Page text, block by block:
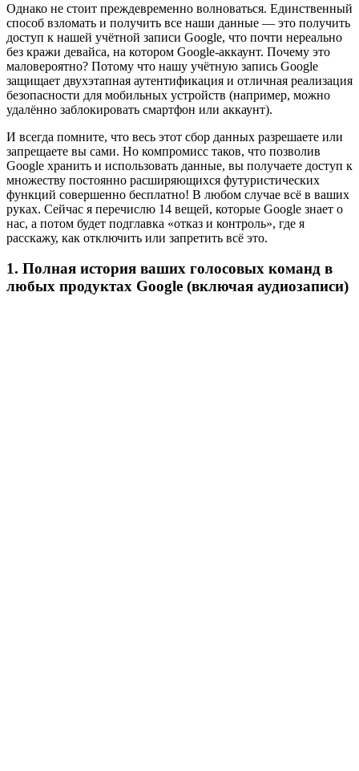
Однако не стоит преждевременно волноваться. Единственный
способ взломать и получить все наши данные — это получить
доступ к нашей учётной записи Google, что почти нереально
без кражи девайса, на котором Google-аккаунт. Почему это
маловероятно? Потому что нашу учётную запись Google
защищает двухэтапная аутентификация и отличная реализация
безопасности для мобильных устройств (например, можно
удалённо заблокировать смартфон или аккаунт).
И всегда помните, что весь этот сбор данных разрешаете или
запрещаете вы сами. Но компромисс таков, что позволив
Google хранить и использовать данные, вы получаете доступ к
множеству постоянно расширяющихся футуристических
функций совершенно бесплатно! В любом случае всё в ваших
руках. Сейчас я перечислю 14 вещей, которые Google знает о
нас, а потом будет подглавка «отказ и контроль», где я
расскажу, как отключить или запретить всё это.
1. Полная история ваших голосовых команд в
любых продуктах Google (включая аудиозаписи)